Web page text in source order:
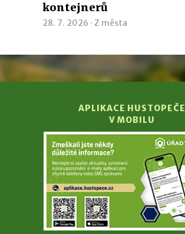
kontejnerů
28. 7. 2026 · Z města
APLIKACE HUSTOPEČE
V MOBILU